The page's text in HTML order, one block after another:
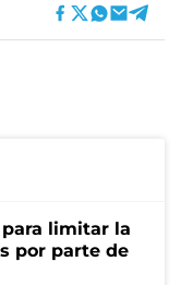
limitar la
por parte de